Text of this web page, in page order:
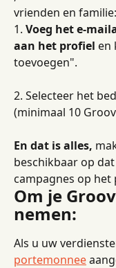
vrienden en familie:
1. Voeg het e-
aan het profiel en
toevoegen".
2. Selecteer het
(minimaal 10
En dat is alles,
beschikbaar op
campagnes op het
Om je
nemen:
Als u uw
portemonnee